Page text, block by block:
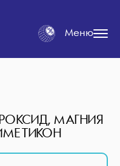
Меню
МАГНИЯ